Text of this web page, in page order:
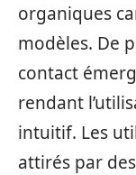
organiques
modèles. De
contact
rendant
intuitif. Les
attirés par